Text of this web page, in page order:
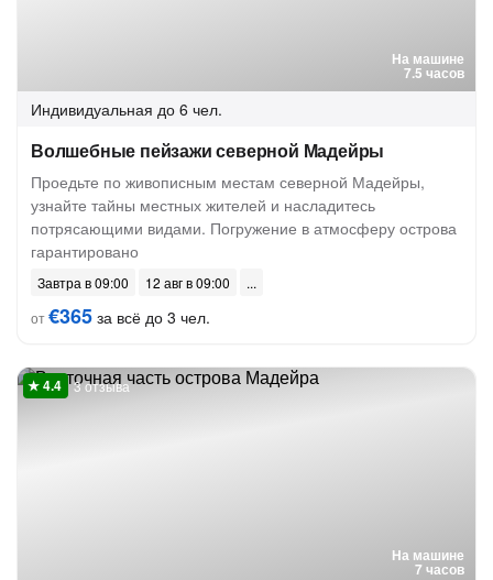
На машине
7.5 часов
Индивидуальная до 6 чел.
Волшебные пейзажи северной Мадейры
Проедьте по живописным местам северной Мадейры,
узнайте тайны местных жителей и насладитесь
потрясающими видами. Погружение в атмосферу острова
гарантировано
Завтра в 09:00
12 авг в 09:00
от€365 за всё до 3 чел.
На машине
7 часов
3 отзыва